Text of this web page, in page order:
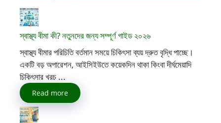
স্বাস্থ্য বীমা কী? নতুনদের জন্য সম্পূর্ণ গাইড ২০২৬
স্বাস্থ্য বীমার পরিচিতি বর্তমান সময়ে চিকিৎসা ব্যয় দ্রুত বৃদ্ধি পাচ্ছে।
একটি বড় অপারেশন, আইসিইউতে কয়েকদিন থাকা কিংবা দীর্ঘমেয়াদি
চিকিৎসার খরচ ...
Read more